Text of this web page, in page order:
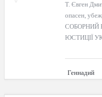
Т. Євген
опасен,
СОБОРНИЙ
ЮСТИЦІЇ
Геннадий